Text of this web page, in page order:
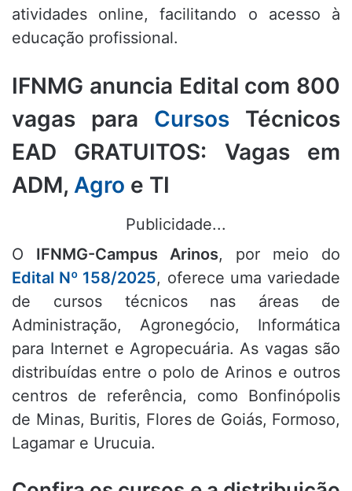
atividades online, facilitando o acesso à
educação profissional.
IFNMG anuncia Edital com 800
vagas para Cursos Técnicos
EAD GRATUITOS: Vagas em
ADM, Agro e TI
Publicidade...
O IFNMG-Campus Arinos, por meio do
Edital Nº 158/2025, oferece uma variedade
de cursos técnicos nas áreas de
Administração, Agronegócio, Informática
para Internet e Agropecuária.As vagas são
distribuídas entre o polo de Arinos e outros
centros de referência, como Bonfinópolis
de Minas, Buritis, Flores de Goiás, Formoso,
Lagamar e Urucuia.